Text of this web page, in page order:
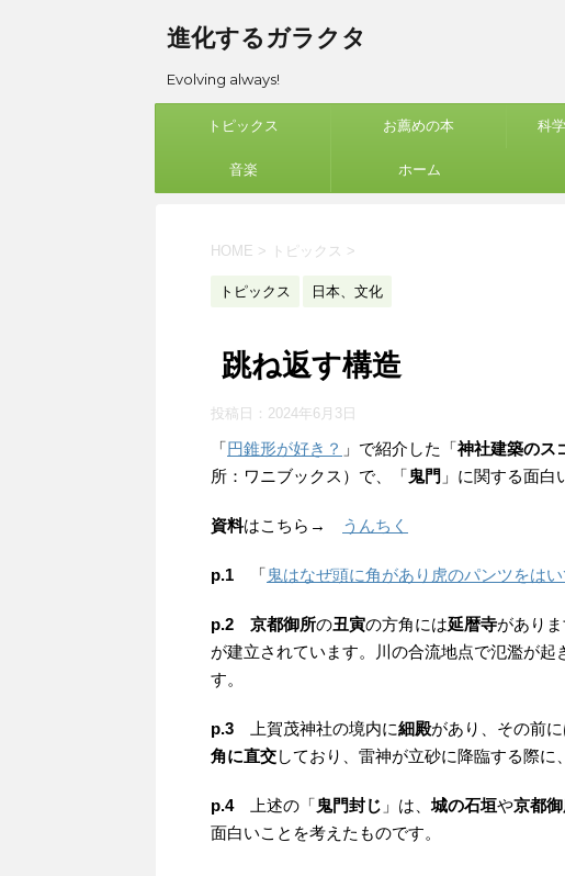
進化するガラクタ
Evolving always!
トピックス お薦めの本 科
音楽 ホーム
HOME > トピックス >
トピックス 日本、文化
跳ね返す構造
投稿日： 2024年6月3日
「円錐形が好き？ 」で紹介した「神社建築のス
所：ワニブックス）で、「鬼門 」に関する面白
資料はこちら→ うんちく
p.1 「鬼はなぜ頭に角があり虎のパンツをはい
p.2 京都御所の丑寅の方角には延暦寺がありま
が建立されています。川の合流地点で氾濫が起
す。
p.3 上賀茂神社の境内に細殿があり、その前に
角に直交しており、雷神が立砂に降臨する際に、
p.4上述の「鬼門封じ 」は、城の石垣や京都
面白いことを考えたものです。